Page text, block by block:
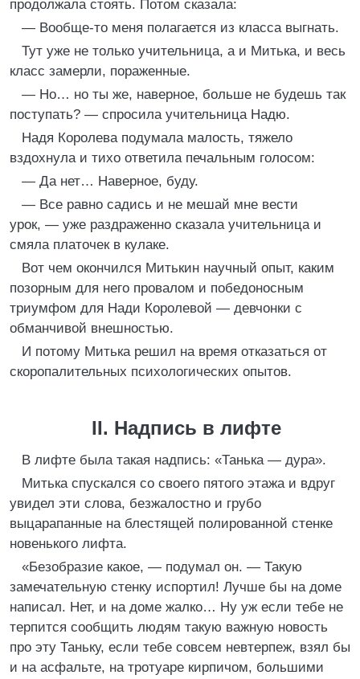
продолжала стоять. Потом сказала:
— Вообще-то меня полагается из класса выгнать.
Тут уже не только учительница, а и Митька, и весь
класс замерли, пораженные.
— Но… но ты же, наверное, больше не будешь так
поступать? — спросила учительница Надю.
Надя Королева подумала малость, тяжело
вздохнула и тихо ответила печальным голосом:
— Да нет… Наверное, буду.
— Все равно садись и не мешай мне вести
урок, — уже раздраженно сказала учительница и
смяла платочек в кулаке.
Вот чем окончился Митькин научный опыт, каким
позорным для него провалом и победоносным
триумфом для Нади Королевой — девчонки с
обманчивой внешностью.
И потому Митька решил на время отказаться от
скоропалительных психологических опытов.
II. Надпись в лифте
В лифте была такая надпись: «Танька — дура».
Митька спускался со своего пятого этажа и вдруг
увидел эти слова, безжалостно и грубо
выцарапанные на блестящей полированной стенке
новенького лифта.
«Безобразие какое, — подумал он. — Такую
замечательную стенку испортил! Лучше бы на доме
написал. Нет, и на доме жалко… Ну уж если тебе не
терпится сообщить людям такую важную новость
про эту Таньку, если тебе совсем невтерпеж, взял бы
и на асфальте, на тротуаре кирпичом, большими